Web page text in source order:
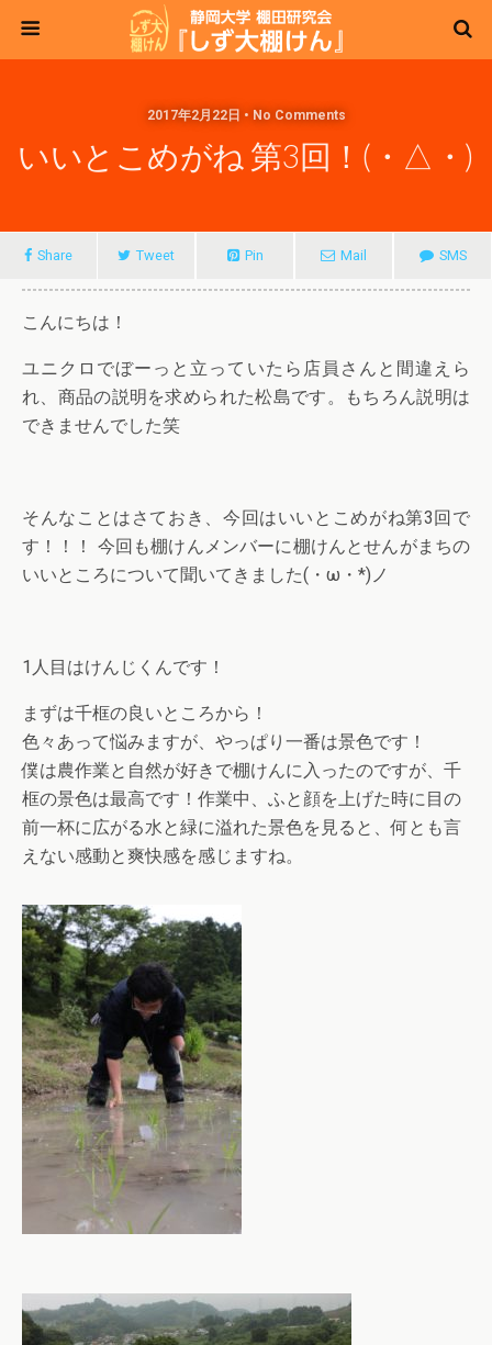
2017年2月22日 • No Comments
いいとこめがね 第3回！(・△・)
Share Tweet Pin Mail SMS
こんにちは！
ユニクロでぼーっと立っていたら店員さんと間違えら
れ、商品の説明を求められた松島です。もちろん説明は
できませんでした笑
そんなことはさておき、今回はいいとこめがね第3回で
す！！！ 今回も棚けんメンバーに棚けんとせんがまちの
いいところについて聞いてきました(・ω・*)ノ
1人目はけんじくんです！
まずは千框の良いところから！
色々あって悩みますが、やっぱり一番は景色です！
僕は農作業と自然が好きで棚けんに入ったのですが、千
框の景色は最高です！作業中、ふと顔を上げた時に目の
前一杯に広がる水と緑に溢れた景色を見ると、何とも言
えない感動と爽快感を感じますね。